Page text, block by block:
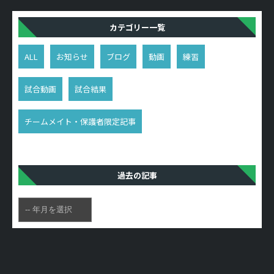
カテゴリー一覧
ALL お知らせ ブログ 動画 練習
試合動画 試合結果
チームメイト・保護者限定記事
過去の記事